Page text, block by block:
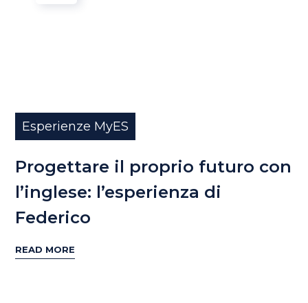
Esperienze MyES
Progettare il proprio futuro con
l’inglese: l’esperienza di
Federico
READ MORE